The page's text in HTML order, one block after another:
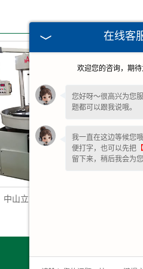
中山立式精研机3ML4780D
在线客
欢迎您的咨询，期
您好呀～很高兴为您
题都可以跟我说哦。
我一直在这边等候您
便打字，也可以先把
留下来，稍后我会为您